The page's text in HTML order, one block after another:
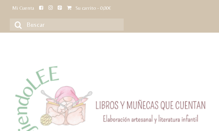
Mi Cuenta Su carrito - 0,00€
Buscar
por: